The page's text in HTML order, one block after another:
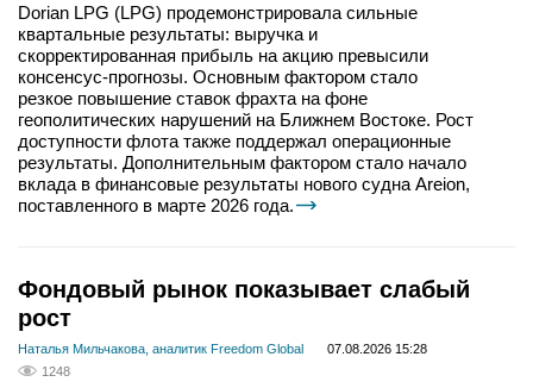
Dorian LPG (LPG) продемонстрировала сильные
квартальные результаты: выручка и
скорректированная прибыль на акцию превысили
консенсус-прогнозы. Основным фактором стало
резкое повышение ставок фрахта на фоне
геополитических нарушений на Ближнем Востоке. Рост
доступности флота также поддержал операционные
результаты. Дополнительным фактором стало начало
вклада в финансовые результаты нового судна Areion,
поставленного в марте 2026 года.
Фондовый рынок показывает слабый
рост
Наталья Мильчакова, аналитик Freedom Global
07.08.2026 15:28
1248